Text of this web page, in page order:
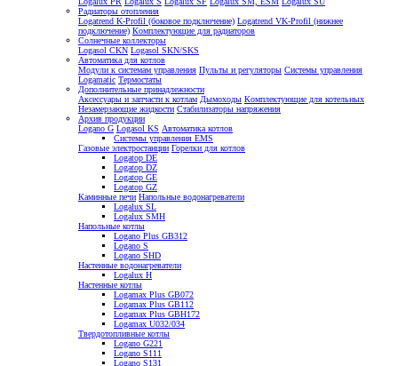
Радиаторы отопления
Logatrend K-Profil (боковое подключение) Logatrend VK-Profil (нижнее
подключение) Комплектующие для радиаторов
Солнечные коллекторы
Logasol CKN Logasol SKN/SKS
Автоматика для котлов
Модули к системам управления Пульты и регуляторы Системы управления
Logamatic Термостаты
Дополнительные принадлежности
Аксессуары и запчасти к котлам Дымоходы Комплектующие для котельных
Незамерзающие жидкости Стабилизаторы напряжения
Архив продукции
Logano G Logasol KS Автоматика котлов
Системы управления EMS
Газовые электростанции Горелки для котлов
Logatop DE
Logatop DZ
Logatop GE
Logatop GZ
Каминные печи Напольные водонагреватели
Logalux SL
Logalux SMH
Напольные котлы
Logano Plus GB312
Logano S
Logano SHD
Настенные водонагреватели
Logalux H
Настенные котлы
Logamax Plus GB072
Logamax Plus GB112
Logamax Plus GBH172
Logamax U032/034
Твердотопливные котлы
Logano G221
Logano S111
Logano S131